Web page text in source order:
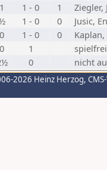
1 1 - 0 1
Ziegler,
1 - 0 0
Jusic,
0 1 - 0 0
0 1
spielfrei
0 nicht
2026 Heinz Herzog,